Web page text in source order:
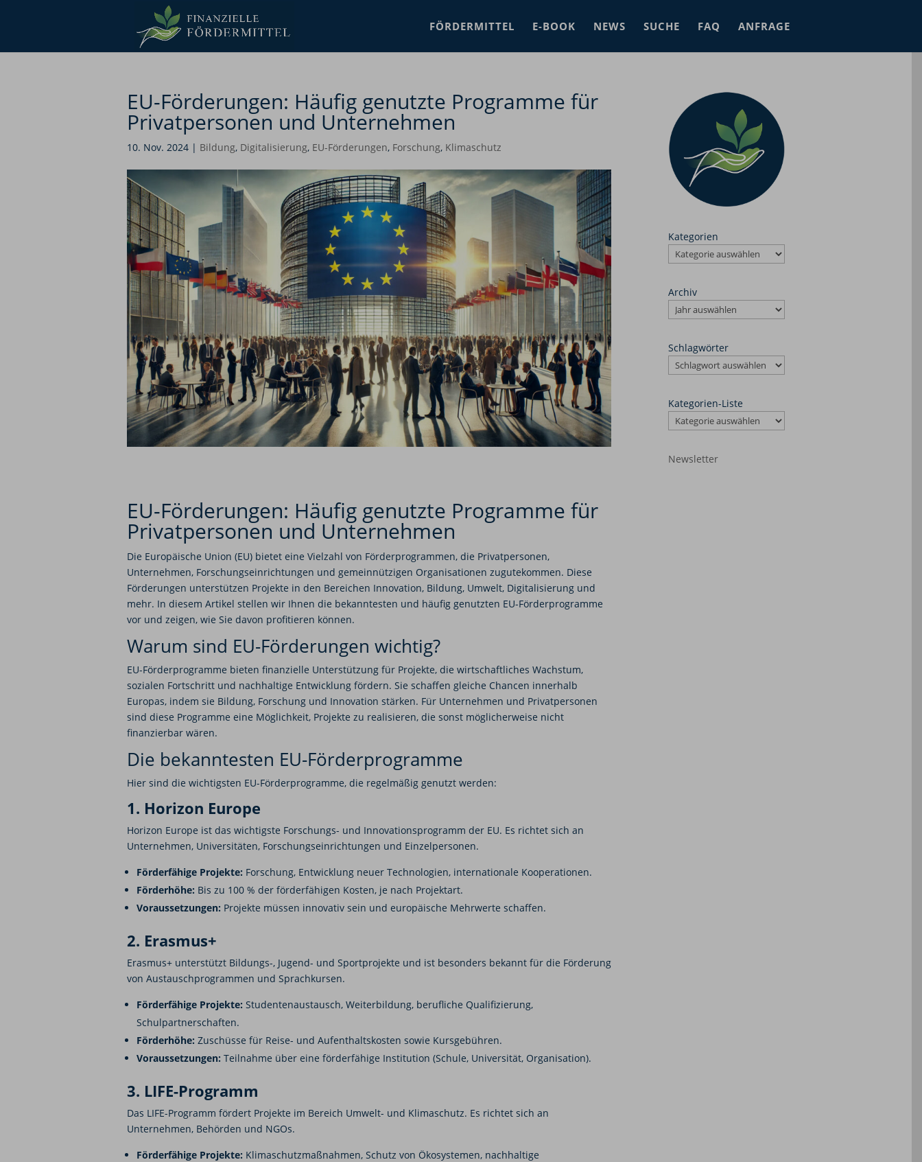
FÖRDERMITTEL E-BOOK NEWS SUCHE FAQ ANFRAGE
EU-Förderungen: Häufig genutzte Programme für
Privatpersonen und Unternehmen
10. Nov. 2024| Bildung, Digitalisierung, EU-Förderungen, Forschung, Klimaschutz
EU-Förderungen: Häufig genutzte Programme für
Privatpersonen und Unternehmen
Die Europäische Union (EU) bietet eine Vielzahl von Förderprogrammen, die Privatpersonen,
Unternehmen, Forschungseinrichtungen und gemeinnützigen Organisationen zugutekommen. Diese
Förderungen unterstützen Projekte in den Bereichen Innovation, Bildung, Umwelt, Digitalisierung und
mehr. In diesem Artikel stellen wir Ihnen die bekanntesten und häufig genutzten EU-Förderprogramme
vor und zeigen, wie Sie davon profitieren können.
Warum sind EU-Förderungen wichtig?
EU-Förderprogramme bieten finanzielle Unterstützung für Projekte, die wirtschaftliches Wachstum,
sozialen Fortschritt und nachhaltige Entwicklung fördern. Sie schaffen gleiche Chancen innerhalb
Europas, indem sie Bildung, Forschung und Innovation stärken. Für Unternehmen und Privatpersonen
sind diese Programme eine Möglichkeit, Projekte zu realisieren, die sonst möglicherweise nicht
finanzierbar wären.
Die bekanntesten EU-Förderprogramme
Hier sind die wichtigsten EU-Förderprogramme, die regelmäßig genutzt werden:
1. Horizon Europe
Horizon Europe ist das wichtigste Forschungs- und Innovationsprogramm der EU. Es richtet sich an
Unternehmen, Universitäten, Forschungseinrichtungen und Einzelpersonen.
Förderfähige Projekte: Forschung, Entwicklung neuer Technologien, internationale Kooperationen.
Förderhöhe: Bis zu 100 % der förderfähigen Kosten, je nach Projektart.
Voraussetzungen: Projekte müssen innovativ sein und europäische Mehrwerte schaffen.
2. Erasmus+
Erasmus+ unterstützt Bildungs-, Jugend- und Sportprojekte und ist besonders bekannt für die Förderung
von Austauschprogrammen und Sprachkursen.
Förderfähige Projekte: Studentenaustausch, Weiterbildung, berufliche Qualifizierung,
Schulpartnerschaften.
Förderhöhe: Zuschüsse für Reise- und Aufenthaltskosten sowie Kursgebühren.
Voraussetzungen: Teilnahme über eine förderfähige Institution (Schule, Universität, Organisation).
3. LIFE-Programm
Das LIFE-Programm fördert Projekte im Bereich Umwelt- und Klimaschutz. Es richtet sich an
Unternehmen, Behörden und NGOs.
Förderfähige Projekte: Klimaschutzmaßnahmen, Schutz von Ökosystemen, nachhaltige
Kategorien
Archiv
Schlagwörter
Kategorien-Liste
Newsletter